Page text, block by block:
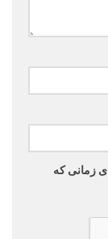
زمانی که